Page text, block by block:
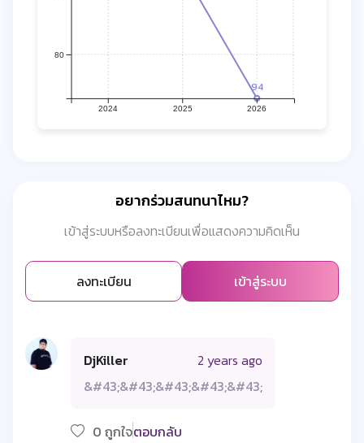
94
2024 2025 2026
80
อยากร่วมสนทนาไหม?
เข้าสู่ระบบหรือลงทะเบียนเพื่อแสดงความคิดเห็น
ลงทะเบียน เข้าสู่ระบบ
DjKiller
2 years ago
&#43;&#43;&#43;&#43;&#43;
0 ถูกใจตอบกลับ